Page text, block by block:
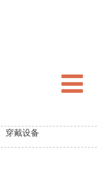
穿戴设备